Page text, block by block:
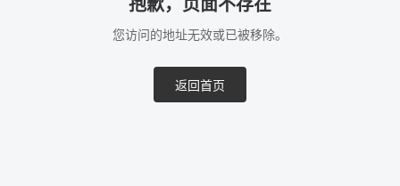
抱歉，页面不存在
您访问的地址无效或已被移除。
返回首页